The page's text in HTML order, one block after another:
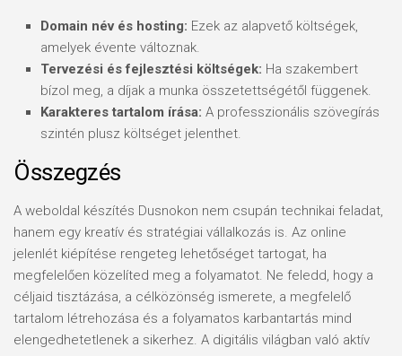
Domain név és hosting: Ezek az alapvető költségek,
amelyek évente változnak.
Tervezési és fejlesztési költségek: Ha szakembert
bízol meg, a díjak a munka összetettségétől függenek.
Karakteres tartalom írása: A professzionális szövegírás
szintén plusz költséget jelenthet.
Összegzés
A weboldal készítés Dusnokon nem csupán technikai feladat,
hanem egy kreatív és stratégiai vállalkozás is. Az online
jelenlét kiépítése rengeteg lehetőséget tartogat, ha
megfelelően közelíted meg a folyamatot. Ne feledd, hogy a
céljaid tisztázása, a célközönség ismerete, a megfelelő
tartalom létrehozása és a folyamatos karbantartás mind
elengedhetetlenek a sikerhez. A digitális világban való aktív